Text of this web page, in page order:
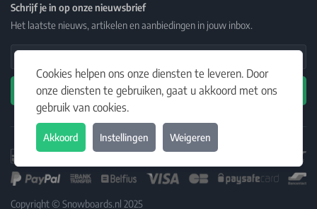
Cookies helpen ons onze diensten te leveren. Door
onze diensten te gebruiken, gaat u akkoord met ons
gebruik van cookies.
Akkoord Instellingen Weigeren
Schrijf je in op onze nieuwsbrief
Het laatste nieuws, artikelen en aanbiedingen in jouw inbox.
Email Address
Abonneren
Copyright © Snowboards.nl 2025